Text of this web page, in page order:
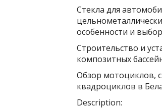
Стекла для
особенности и выбор
Строительство и
композитных
Обзор мотоциклов,
квадроциклов в
Description: